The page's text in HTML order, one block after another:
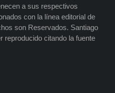
a sus respectivos
con la línea editorial de
son Reservados. Santiago
reproducido citando la fuente